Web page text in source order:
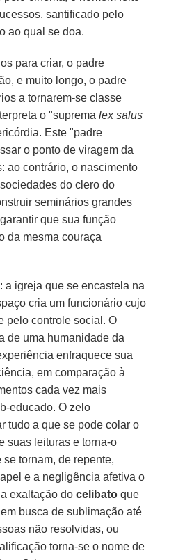
santificado pelo
ao qual se doa.
para criar, o padre
e muito longo, o padre
a tornarem-se classe
o "suprema lex salus
Este "padre
o ponto de viragem da
ao contrário, o nascimento
do clero do
seminários grandes
que sua função
da mesma couraça
a igreja que se encastela na
cria um funcionário cujo
pelo controle social. O
de uma humanidade da
enfraquece sua
em comparação à
cada vez mais
educado. O zelo
tudo a que se pode colar o
suas leituras e torna-o
se tornam, de repente,
e a negligência afetiva o
exaltação docelibato que
busca de sublimação até
não resolvidas, ou
torna-se o nome de